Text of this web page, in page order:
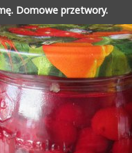
Domowe przetwory.